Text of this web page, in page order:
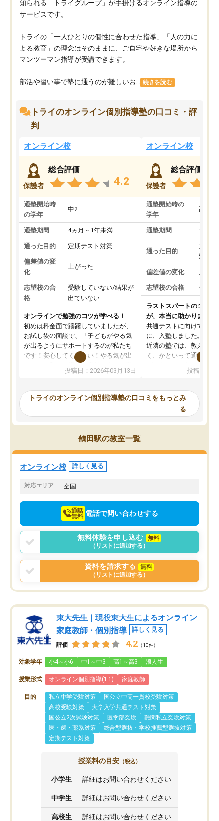
知られる「トライグループ」が手掛けるオンライン指導の
サービスです。
トライの「一人ひとりの個性に合わせた指導」「人の力に
よる教育」の理念はそのままに、ご自宅や好きな場所から
マンツーマン指導が受講できます。
部活や習い事で塾に通うのが難しいお... 続きを読む
トライのオンライン個別指導塾の口コミ・評
判
オンライン校
保護者
総合評価
4.2
通塾開始時
の学年
中2
通塾期間 4ヵ月～1年未満
通った目的 定期テスト対策
偏差値の変
化
上がった
志望校の合
格
受験していない/結果が
出ていない
オンラインで勉強のコツが学べる！
初めは料金面で躊躇していましたが、
お試し後の面談で、「子どもがやる気
が出るようにサポートするのが私たち
です！安心してください！やる気が出
ないのは私たち講師の責任です」と言
ってくださり、確かに！と考えて、思
ったんですが、学生の先生から学ぶこ
み、徐々に成績が上がったらいいなと
思っていました。何が今足りないのか
を的確に指導いただき、子どももびっ
くりするほど楽しんでやる気を持って
塾を受けています。狙い通り、少しず
つ成績も上がり、苦手意識も無くなっ
てきたので、さらに苦手な数学も追加
でお願いしました。来年の高校受験に
投稿日：2026年03月13日
オンライン校
保護者
総合評価
通塾開始時の
学年
高3
通塾期間 1～3
通った目的
大学
対策
偏差値の変化 上が
志望校の合格 合格
ラストスパートの１か月
が、本当に助かりました
共通テストに向けての追
に、入塾しました。田舎
近隣の塾では、教えても
く、かといって通うには
可能なので本当に助か
らないところをピンポイ
頂いて、とてもわかり
していました。一生を
スト、多少お金がかかっ
投稿日：
トライのオンライン個別指導塾の口コミをもっとみ
る
鶴田駅の教室一覧
オンライン校 詳しく見る
対応エリア 全国
通話
無料 電話で問い合わせする
無料体験を申し込む
無料
（リストに追加する）
資料を請求する
無料
（リストに追加する）
東大先生｜現役東大生によるオンライン
家庭教師・個別指導
詳しく見る
評価 4.2 （10件）
対象学年 小4～小6 中1～中3 高1～高3 浪人生
授業形式 オンライン個別指導(1:1) 家庭教師
目的 私立中学受験対策
国公立中高一貫校受験対策
高校受験対策
大学入学共通テスト対策
国公立2次試験対策
医学部受験
難関私立受験対策
医・歯・薬系対策
総合型選抜・学校推薦型選抜対策
定期テスト対策
授業料の目安 （税込）
小学生 詳細はお問い合わせください
中学生 詳細はお問い合わせください
高校生 詳細はお問い合わせください